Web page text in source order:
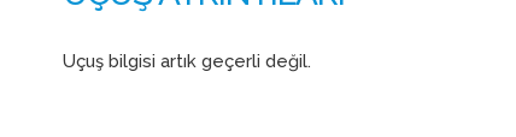
Uçuş bilgisi artık geçerli değil.